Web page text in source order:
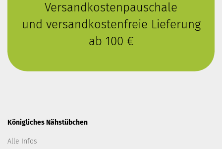
Versandkostenpauschale
und versandkostenfreie Lieferung
ab 100 €
Königliches Nähstübchen
Alle Infos